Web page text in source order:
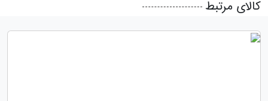
کالای مرتبط